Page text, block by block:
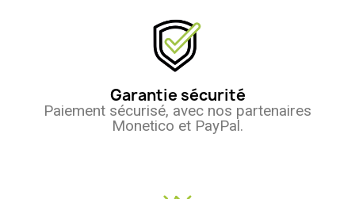
Garantie sécurité
Paiement sécurisé, avec nos partenaires
Monetico et PayPal.